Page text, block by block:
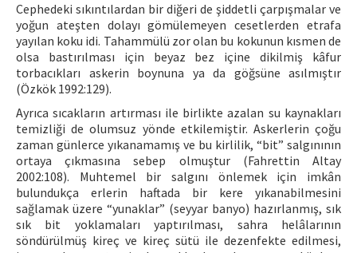
Cephedeki sıkıntılardan bir diğeri de şiddetli çarpışmalar ve
yoğun ateşten dolayı gömülemeyen cesetlerden etrafa
yayılan koku idi. Tahammülü zor olan bu kokunun kısmen de
olsa bastırılması için beyaz bez içine dikilmiş kâfur
torbacıkları askerin boynuna ya da göğsüne asılmıştır
(Özkök 1992:129).
Ayrıca sıcakların artırması ile birlikte azalan su kaynakları
temizliği de olumsuz yönde etkilemiştir. Askerlerin çoğu
zaman günlerce yıkanamamış ve bu kirlilik, “bit” salgınının
ortaya çıkmasına sebep olmuştur (Fahrettin Altay
2002:108). Muhtemel bir salgını önlemek için imkân
bulundukça erlerin haftada bir kere yıkanabilmesini
sağlamak üzere “yunaklar” (seyyar banyo) hazırlanmış, sık
sık bit yoklamaları yaptırılması, sahra helâlarının
söndürülmüş kireç ve kireç sütü ile dezenfekte edilmesi,